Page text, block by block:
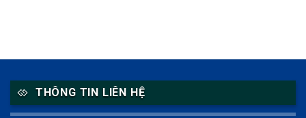
THÔNG TIN LIÊN HỆ